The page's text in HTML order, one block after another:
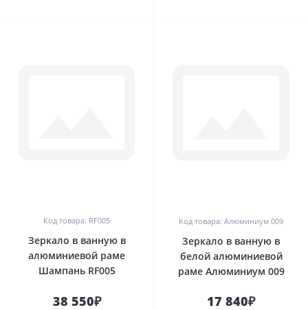
Код товара: RF005
Зеркало в ванную в
алюминиевой раме
Шампань RF005
38 550₽
Код товара: Алюминиум 009
Зеркало в ванную в
белой алюминиевой
раме Алюминиум 009
17 840₽